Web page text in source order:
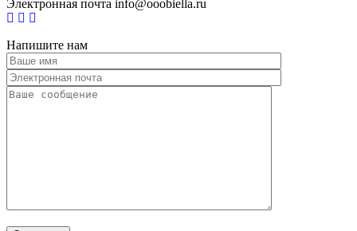
Электронная почта info@ooobiella.ru
Напишите нам